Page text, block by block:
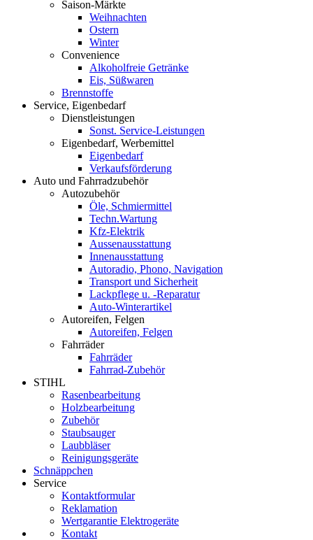
Saison-Märkte
Weihnachten
Ostern
Winter
Convenience
Alkoholfreie Getränke
Eis, Süßwaren
Brennstoffe
Service, Eigenbedarf
Dienstleistungen
Sonst. Service-Leistungen
Eigenbedarf, Werbemittel
Eigenbedarf
Verkaufsförderung
Auto und Fahrradzubehör
Autozubehör
Öle, Schmiermittel
Techn.Wartung
Kfz-Elektrik
Aussenausstattung
Innenausstattung
Autoradio, Phono, Navigation
Transport und Sicherheit
Lackpflege u. -Reparatur
Auto-Winterartikel
Autoreifen, Felgen
Autoreifen, Felgen
Fahrräder
Fahrräder
Fahrrad-Zubehör
STIHL
Rasenbearbeitung
Holzbearbeitung
Zubehör
Staubsauger
Laubbläser
Reinigungsgeräte
Schnäppchen
Service
Kontaktformular
Reklamation
Wertgarantie Elektrogeräte
Kontakt